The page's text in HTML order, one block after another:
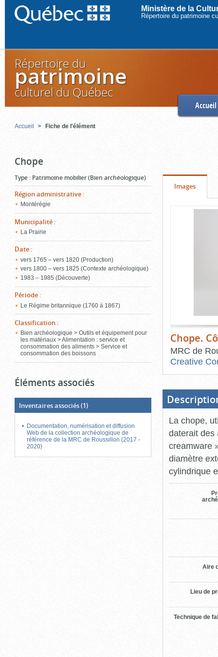
Ministère de la
Répertoire du patrimoine
Répertoire du
patrimoine
culturel du Québec
Accueil
Accueil Fiche de l'élément
Chope
Type : Patrimoine mobilier (Bien archéologique)
Région administrative :
Montérégie
Municipalité :
La Prairie
Date :
vers 1765 – vers 1820 (Production)
vers 1800 – vers 1825 (Contexte archéologique)
1983 – 1985 (Découverte)
Période :
Le Régime britannique (1760 à 1867)
Classification :
Bien archéologique > Outils et équipement pour
les matériaux > Alimentation : service et
consommation des aliments > Service et
consommation des boissons
Éléments associés
Inventaires associés(1)
Documentation, numérisation et diffusion
Web de la collection archéologique de
référence de la MRC de Roussillon (2017 -
2020)
Onglet
Images(cliquer
pour
Contenu
Chope.
MRC de
Creative
bloc
d'onglets
La chope,
daterait des
creamware
diamètre
cylindrique
Aire
Lieu de
Technique de